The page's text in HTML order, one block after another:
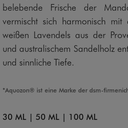
belebende Frische der
vermischt sich harmonisch
weißen Lavendels aus der
und australischem Sandelholz
und sinnliche Tiefe.
*Aquozon® ist eine Marke der dsm-
30 ML | 50 ML | 100 ML